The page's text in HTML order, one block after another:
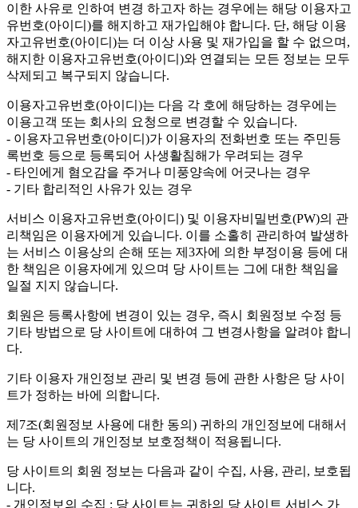
이한 사유로 인하여 변경 하고자 하는 경우에는 해당 이용자고
유번호(아이디)를 해지하고 재가입해야 합니다. 단, 해당 이용
자고유번호(아이디)는 더 이상 사용 및 재가입을 할 수 없으며,
해지한 이용자고유번호(아이디)와 연결되는 모든 정보는 모두
삭제되고 복구되지 않습니다.
이용자고유번호(아이디)는 다음 각 호에 해당하는 경우에는
이용고객 또는 회사의 요청으로 변경할 수 있습니다.
- 이용자고유번호(아이디)가 이용자의 전화번호 또는 주민등
록번호 등으로 등록되어 사생활침해가 우려되는 경우
- 타인에게 혐오감을 주거나 미풍양속에 어긋나는 경우
- 기타 합리적인 사유가 있는 경우
서비스 이용자고유번호(아이디) 및 이용자비밀번호(PW)의 관
리책임은 이용자에게 있습니다. 이를 소홀히 관리하여 발생하
는 서비스 이용상의 손해 또는 제3자에 의한 부정이용 등에 대
한 책임은 이용자에게 있으며 당 사이트는 그에 대한 책임을
일절 지지 않습니다.
회원은 등록사항에 변경이 있는 경우, 즉시 회원정보 수정 등
기타 방법으로 당 사이트에 대하여 그 변경사항을 알려야 합니
다.
기타 이용자 개인정보 관리 및 변경 등에 관한 사항은 당 사이
트가 정하는 바에 의합니다.
제7조(회원정보 사용에 대한 동의) 귀하의 개인정보에 대해서
는 당 사이트의 개인정보 보호정책이 적용됩니다.
당 사이트의 회원 정보는 다음과 같이 수집, 사용, 관리, 보호됩
니다.
- 개인정보의 수집 : 당 사이트는 귀하의 당 사이트 서비스 가